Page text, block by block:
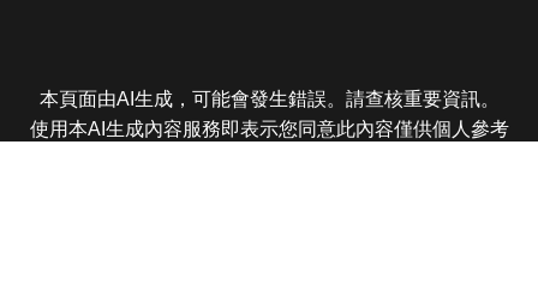
本頁面由AI生成，可能會發生錯誤。請查核重要資訊。
使用本AI生成內容服務即表示您同意此內容僅供個人參考